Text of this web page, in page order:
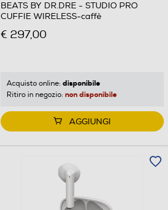
BEATS BY DR.DRE - STUDIO PRO
CUFFIE WIRELESS-caffè
€ 297,00
Acquisto online: disponibile
Ritiro in negozio: non disponibile
AGGIUNGI